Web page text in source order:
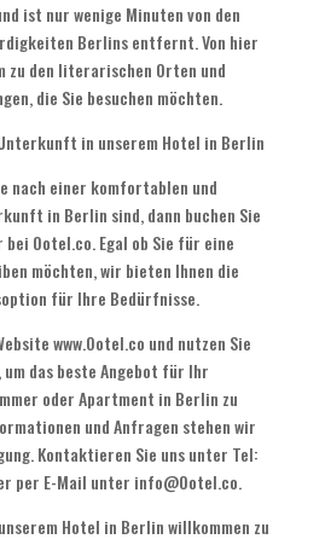
ist nur wenige Minuten von den
Berlins entfernt. Von hier
zu den literarischen Orten und
die Sie besuchen möchten.
in unserem Hotel in Berlin
nach einer komfortablen und
in Berlin sind, dann buchen Sie
Ootel.co. Egal ob Sie für eine
möchten, wir bieten Ihnen die
für Ihre Bedürfnisse.
www.Ootel.co und nutzen Sie
das beste Angebot für Ihr
oder Apartment in Berlin zu
und Anfragen stehen wir
Kontaktieren Sie uns unter Tel:
per E-Mail unter info@Ootel.co.
Hotel in Berlin willkommen zu